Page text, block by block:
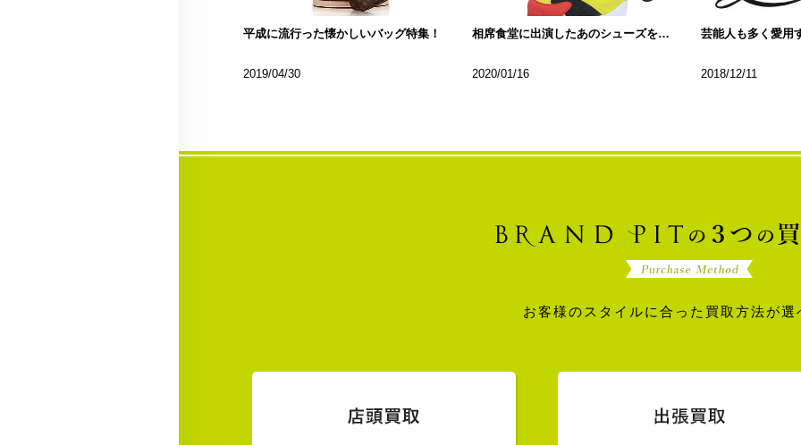
平成に流行った懐かしいバッグ特集！
2019/04/30
相席食堂に出演したあのシューズをご紹介
2020/01/16 2018/12/11
お客様のスタイルに合った買取方法が選